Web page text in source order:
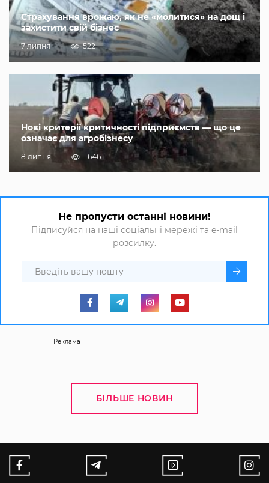
Страхування врожаю, як не «молитися» на дощ і
захистити свій бізнес
7 липня 522
Нові критерії критичності підприємств — що це
означає для агробізнесу
8 липня 1 646
Не пропусти останні новини!
Підписуйся на наші соціальні мережі та e-mail
розсилку.
Реклама
БІЛЬШЕ НОВИН